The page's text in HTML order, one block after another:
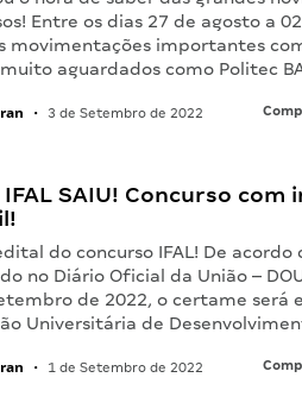
Entre os dias 27 de agosto a
movimentações importantes
aguardados como Politec
• 3 de Setembro de 2022
SAIU! Concurso com
do concurso IFAL! De
no Diário Oficial da União –
de 2022, o certame será
Universitária de
• 1 de Setembro de 2022